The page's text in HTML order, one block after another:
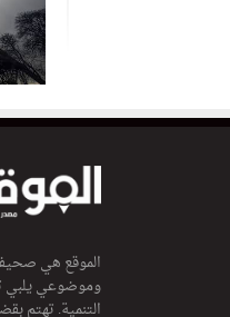
الموقع هي
وموضوعي يلبي
التنمية. تهتم